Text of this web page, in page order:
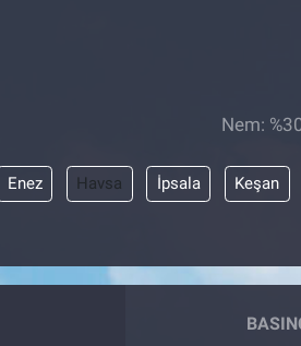
Nem:
Enez Havsa İpsala Keşan